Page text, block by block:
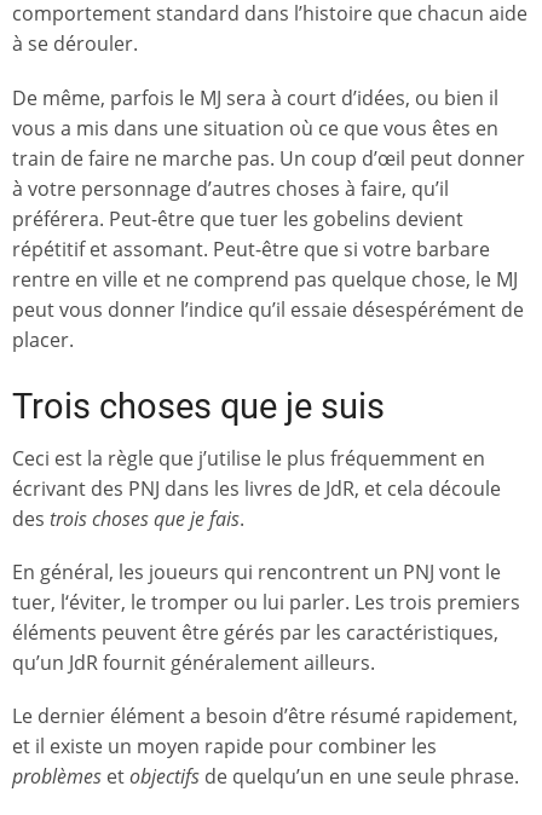
comportement standard dans l’histoire que chacun aide
à se dérouler.
De même, parfois le MJ sera à court d’idées, ou bien il
vous a mis dans une situation où ce que vous êtes en
train de faire ne marche pas. Un coup d’œil peut donner
à votre personnage d’autres choses à faire, qu’il
préférera. Peut-être que tuer les gobelins devient
répétitif et assomant. Peut-être que si votre barbare
rentre en ville et ne comprend pas quelque chose, le MJ
peut vous donner l’indice qu’il essaie désespérément de
placer.
Trois choses que je suis
Ceci est la règle que j’utilise le plus fréquemment en
écrivant des PNJ dans les livres de JdR, et cela découle
des trois choses que je fais.
En général, les joueurs qui rencontrent un PNJ vont le
tuer, l‘éviter, le tromper ou lui parler. Les trois premiers
éléments peuvent être gérés par les caractéristiques,
qu’un JdR fournit généralement ailleurs.
Le dernier élément a besoin d’être résumé rapidement,
et il existe un moyen rapide pour combiner les
problèmes etobjectifs de quelqu’un en une seule phrase.